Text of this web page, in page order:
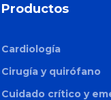
Productos
Cardiología
Cirugía y quirófano
Cuidado crítico y